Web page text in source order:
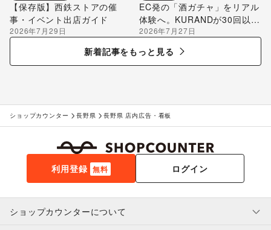
【保存版】西鉄ストアの催
事・イベント出店ガイド
2026年7月29日
EC発の「酒ガチャ」をリアル
体験へ。KURANDが30回以上
のポップアップ出店で届け
る“新しいお酒との出会い”
2026年7月27日
新着記事をもっと見る
ショップカウンター 長野県 長野県 店内広告・看板
利用登録 無料 ログイン
ショップカウンターについて